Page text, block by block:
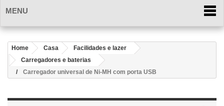
MENU
Home Casa
Facilidades e lazer
Carregadores e baterias
Carregador universal de Ni-MH com porta USB